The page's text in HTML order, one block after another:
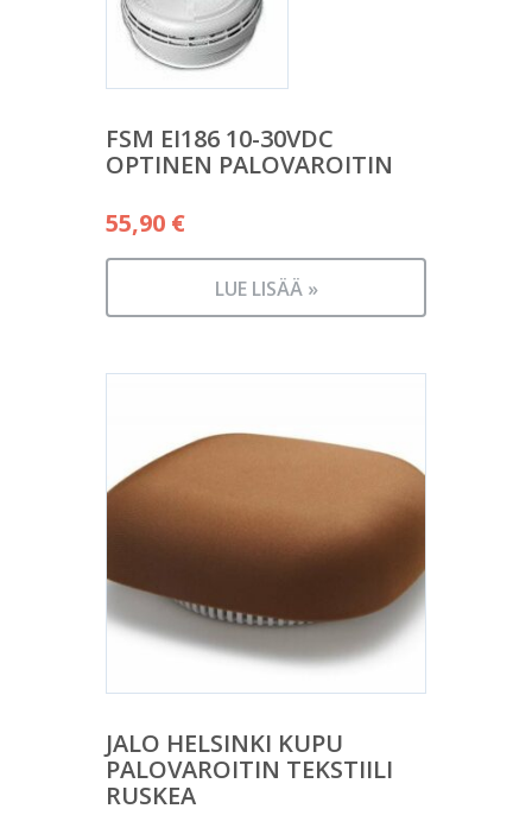
FSM EI186 10-30VDC
OPTINEN PALOVAROITIN
55,90 €
LUE LISÄÄ »
JALO HELSINKI KUPU
PALOVAROITIN TEKSTIILI
RUSKEA